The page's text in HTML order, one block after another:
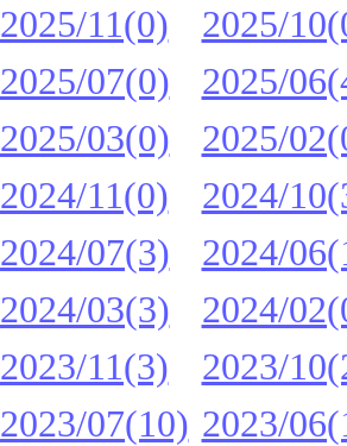
2025/11(0)
2025/
2025/07(0)
2025/
2025/03(0)
2025/
2024/11(0)
2024/
2024/07(3)
2024/
2024/03(3)
2024/
2023/11(3)
2023/
2023/07(10) 2023/